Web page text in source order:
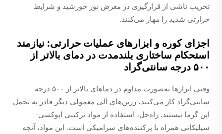
تخریب ناشی از قرارگیری در معرض نور خورشید و شرایط
حرارتی شدید را مهار می‌کنند.
اجزای کوره و ابزارهای عملیات حرارتی: نیازمند
استحکام ساختاری بلندمدت در دمای بالاتر از
۵۰۰ درجه سانتی‌گراد
وقتی ابزارها به‌صورت مداوم در دماهای بالاتر از ۵۰۰ درجه
سانتی‌گراد کار می‌کنند، رزین‌های آلی معمولی دیگر قادر به تحمل
این گرما نیستند. راه‌حل، استفاده از مواد ترکیبی اپوکسی-
سیلیکاتی همراه با پرکننده‌های سرامیکی است. این مواد، آنچه